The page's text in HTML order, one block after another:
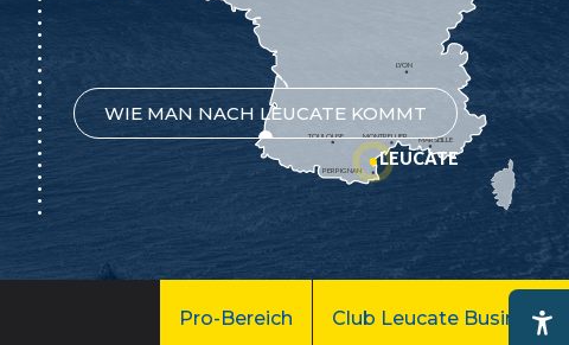
WIE MAN NACH LEUCATE KOMMT
MONTPELLIER
PERPIGNAN
MARSEILLE
TOULOUSE
LYON
LEUCATE
Pro-Bereich Club Leucate Business